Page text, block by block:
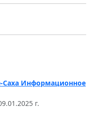
Саха Информационное
г.